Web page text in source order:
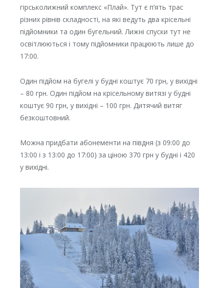
гірськолижний комплекс «Плай». Тут є п’ять трас
різних рівнів складності, на які ведуть два крісельні
підйомники та один бугельний. Лижні спуски тут не
освітлюються і тому підйомники працюють лише до
17:00.
Один підйом на бугелі у будні коштує 70 грн, у вихідні
– 80 грн. Один підйом на крісельному витязі у будні
коштує 90 грн, у вихідні – 100 грн. Дитячий витяг
безкоштовний.
Можна придбати абонементи на півдня (з 09:00 до
13:00 і з 13:00 до 17:00) за ціною 370 грн у будні і 420
у вихідні.